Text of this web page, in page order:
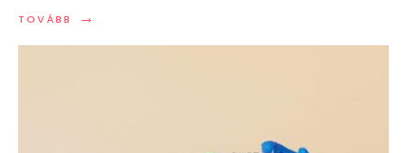
TOVÁBB →